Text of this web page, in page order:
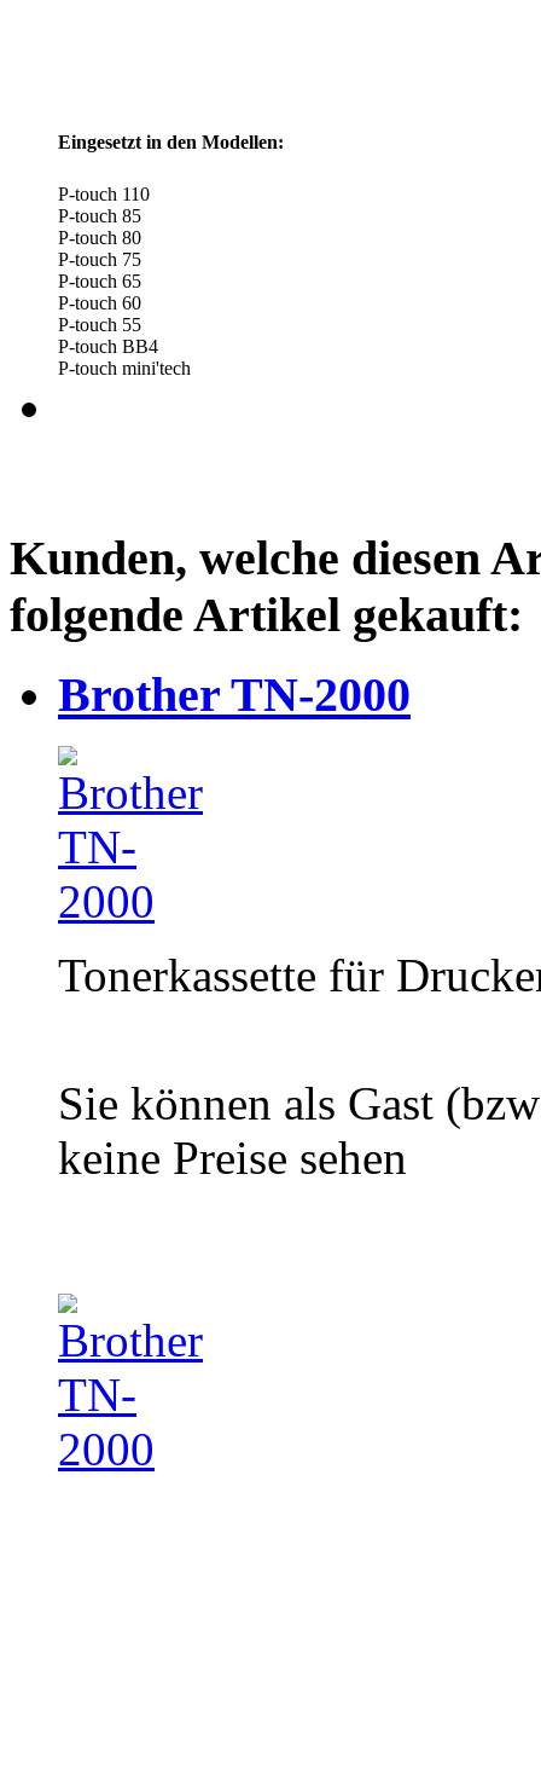
Eingesetzt in den Modellen:
P-touch 110
P-touch 85
P-touch 80
P-touch 75
P-touch 65
P-touch 60
P-touch 55
P-touch BB4
P-touch mini'tech
Kunden, welche diesen
folgende Artikel gekauft:
Brother TN-2000
Tonerkassette für
Sie können als Gast
keine Preise sehen